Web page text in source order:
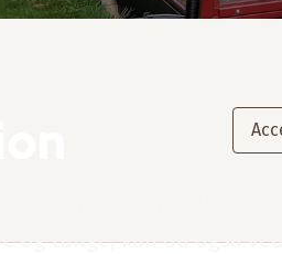
og tunge, kan du også